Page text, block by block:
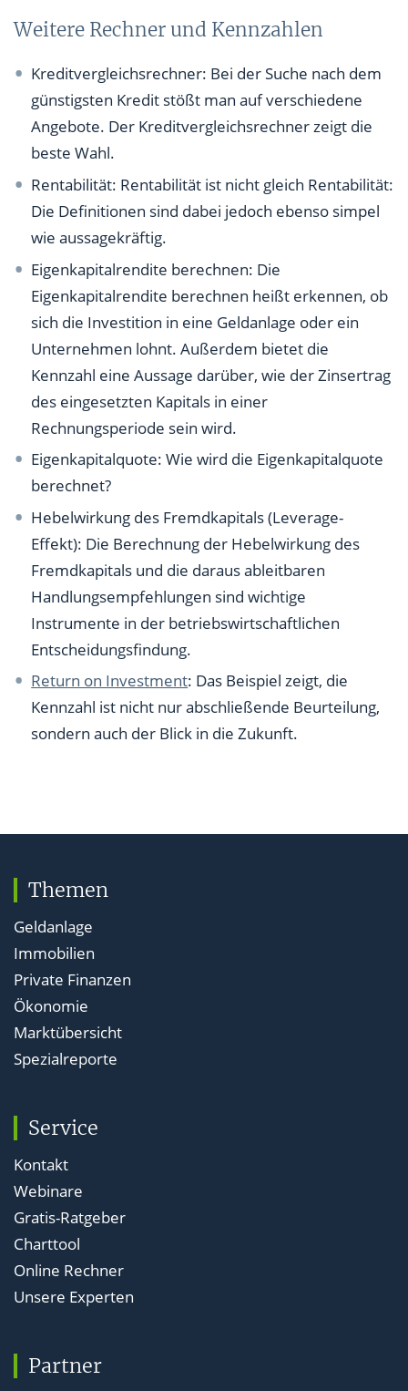
Weitere Rechner und Kennzahlen
Kreditvergleichsrechner: Bei der Suche nach dem
günstigsten Kredit stößt man auf verschiedene
Angebote. Der Kreditvergleichsrechner zeigt die
beste Wahl.
Rentabilität: Rentabilität ist nicht gleich Rentabilität:
Die Definitionen sind dabei jedoch ebenso simpel
wie aussagekräftig.
Eigenkapitalrendite berechnen: Die
Eigenkapitalrendite berechnen heißt erkennen, ob
sich die Investition in eine Geldanlage oder ein
Unternehmen lohnt. Außerdem bietet die
Kennzahl eine Aussage darüber, wie der Zinsertrag
des eingesetzten Kapitals in einer
Rechnungsperiode sein wird.
Eigenkapitalquote: Wie wird die Eigenkapitalquote
berechnet?
Hebelwirkung des Fremdkapitals (Leverage-
Effekt): Die Berechnung der Hebelwirkung des
Fremdkapitals und die daraus ableitbaren
Handlungsempfehlungen sind wichtige
Instrumente in der betriebswirtschaftlichen
Entscheidungsfindung.
Return on Investment: Das Beispiel zeigt, die
Kennzahl ist nicht nur abschließende Beurteilung,
sondern auch der Blick in die Zukunft.
Themen
Geldanlage
Immobilien
Private Finanzen
Ökonomie
Marktübersicht
Spezialreporte
Service
Kontakt
Webinare
Gratis-Ratgeber
Charttool
Online Rechner
Unsere Experten
Partner